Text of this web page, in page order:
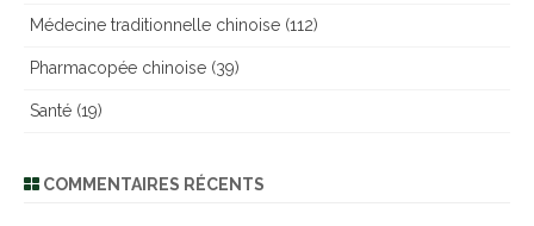
Médecine traditionnelle chinoise (112)
Pharmacopée chinoise (39)
Santé (19)
COMMENTAIRES RÉCENTS